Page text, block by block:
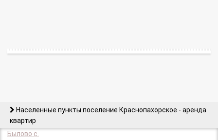
Населенные пункты поселение Краснопахорское - аренда
квартир
Былово с.